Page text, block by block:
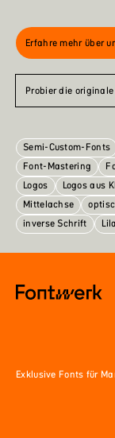
Erfahre mehr über
Probier die
Semi-Custom-Fonts
Font-Mastering
Logos
Logos aus
Mittelachse
inverse Schrift
Exklusive Fonts für